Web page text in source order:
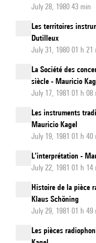
July 28, 1980 43 min
Les territoires
Dutilleux
July 31, 1980 01 h 21
La Société des
siècle - Mauricio
July 17, 1981 01 h 08
Les instruments
Mauricio Kagel
July 19, 1981 01 h 40
L’interprétation -
July 22, 1981 01 h 14
Histoire de la pièce
Klaus Schöning
July 29, 1981 01 h 49
Les pièces